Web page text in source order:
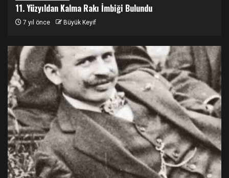
11. Yüzyıldan Kalma Rakı İmbiği Bulundu
7 yıl önce Büyük Keyif